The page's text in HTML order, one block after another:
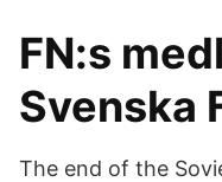
FN:s
Svenska
The end of the